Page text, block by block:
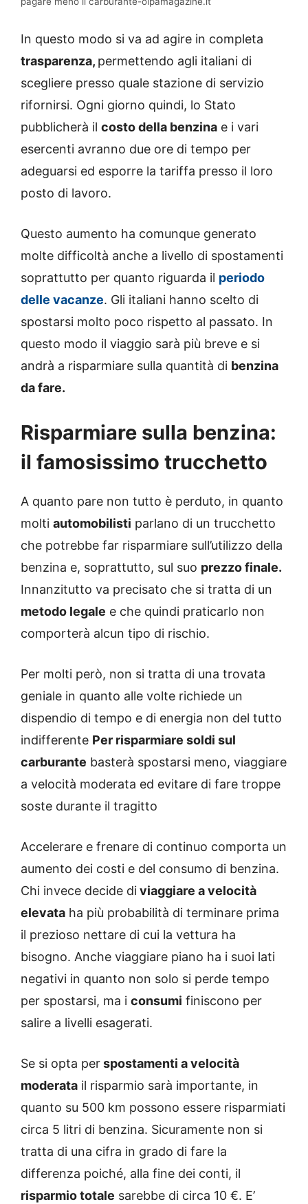
In questo modo si va ad agire in completa
trasparenza, permettendo agli italiani di
scegliere presso quale stazione di servizio
rifornirsi. Ogni giorno quindi, lo Stato
pubblicherà il costo della benzina e i vari
esercenti avranno due ore di tempo per
adeguarsi ed esporre la tariffa presso il loro
posto di lavoro.
Questo aumento ha comunque generato
molte difficoltà anche a livello di spostamenti
soprattutto per quanto riguarda il periodo
delle vacanze. Gli italiani hanno scelto di
spostarsi molto poco rispetto al passato. In
questo modo il viaggio sarà più breve e si
andrà a risparmiare sulla quantità di benzina
da fare.
Risparmiare sulla benzina:
il famosissimo trucchetto
A quanto pare non tutto è perduto, in quanto
molti automobilisti parlano di un trucchetto
che potrebbe far risparmiare sull’utilizzo della
benzina e, soprattutto, sul suo prezzo finale.
Innanzitutto va precisato che si tratta di un
metodo legale e che quindi praticarlo non
comporterà alcun tipo di rischio.
Per molti però, non si tratta di una trovata
geniale in quanto alle volte richiede un
dispendio di tempo e di energia non del tutto
indifferente Per risparmiare soldi sul
carburante basterà spostarsi meno, viaggiare
a velocità moderata ed evitare di fare troppe
soste durante il tragitto
Accelerare e frenare di continuo comporta un
aumento dei costi e del consumo di benzina.
Chi invece decide diviaggiare a velocità
elevata ha più probabilità di terminare prima
il prezioso nettare di cui la vettura ha
bisogno. Anche viaggiare piano ha i suoi lati
negativi in quanto non solo si perde tempo
per spostarsi, ma i consumi finiscono per
salire a livelli esagerati.
Se si opta perspostamenti a velocità
moderata il risparmio sarà importante, in
quanto su 500 km possono essere risparmiati
circa 5 litri di benzina. Sicuramente non si
tratta di una cifra in grado di fare la
differenza poiché, alla fine dei conti, il
risparmio totale sarebbe di circa 10 €. E’